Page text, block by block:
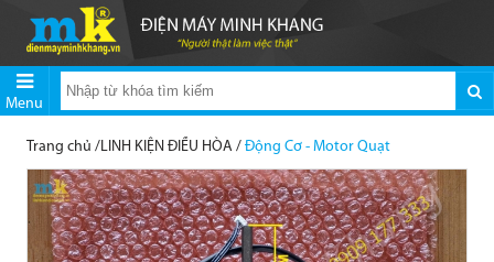
Menu
Trang chủ /LINH KIỆN ĐIỀU HÒA / Động Cơ - Motor Quạt